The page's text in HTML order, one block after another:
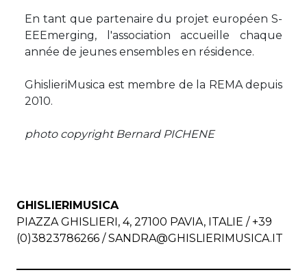
En tant que partenaire du projet européen S-
EEEmerging, l'association accueille chaque
année de jeunes ensembles en résidence.
GhislieriMusica est membre de la REMA depuis
2010.
photo copyright Bernard PICHENE
GHISLIERIMUSICA
PIAZZA GHISLIERI, 4, 27100 PAVIA, ITALIE / +39
(0)3823786266 /SANDRA@GHISLIERIMUSICA.IT